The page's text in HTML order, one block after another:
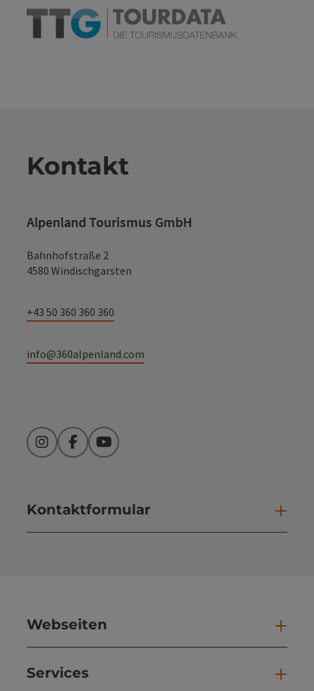
Kontakt
Alpenland Tourismus GmbH
Bahnhofstraße 2
4580 Windischgarsten
+43 50 360 360 360
info@360alpenland.com
InstagramFacebookYouTube
Kontaktformular
Webseiten
Services